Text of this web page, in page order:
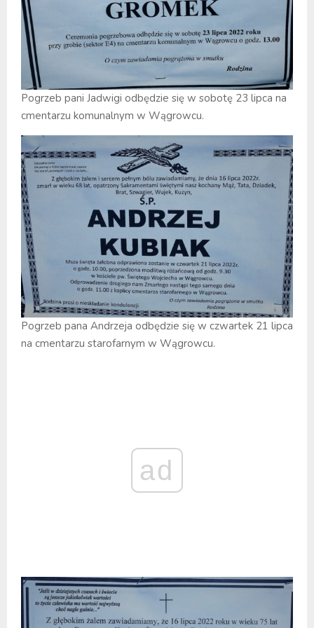
Pogrzeb pani Jadwigi odbędzie się w sobotę 23 lipca na
cmentarzu komunalnym w Wągrowcu.
Pogrzeb pana Andrzeja odbędzie się w czwartek 21 lipca
na cmentarzu starofarnym w Wągrowcu.
ad